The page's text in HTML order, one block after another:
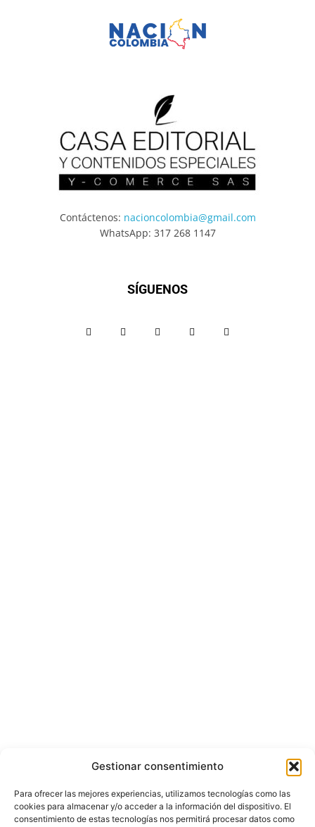
Gestionar consentimiento
Para ofrecer las mejores experiencias, utilizamos tecnologías como las
cookies para almacenar y/o acceder a la información del dispositivo. El
consentimiento de estas tecnologías nos permitirá procesar datos como
Contáctenos: nacioncolombia@gmail.com
WhatsApp: 317 268 1147
SÍGUENOS